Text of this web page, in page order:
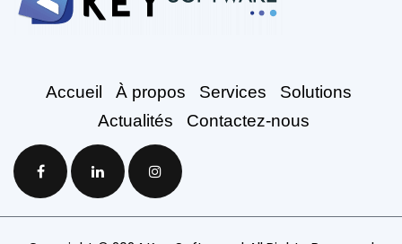
Accueil À propos Services Solutions
Actualités Contactez-nous